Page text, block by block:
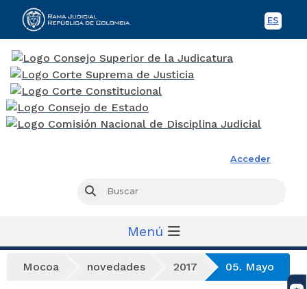
ES
Acceder
Buscar
Menú
Mocoa novedades 2017 05. Mayo